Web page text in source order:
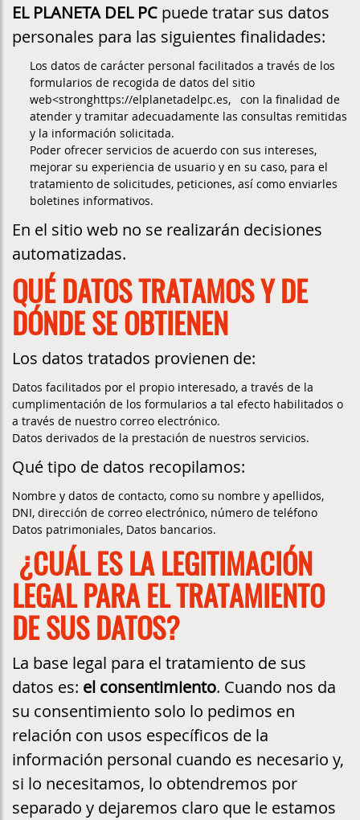
EL PLANETA DEL PC puede tratar sus datos
personales para las siguientes finalidades:
Los datos de carácter personal facilitados a través de los
formularios de recogida de datos del sitio
web<stronghttps://elplanetadelpc.es, con la finalidad de
atender y tramitar adecuadamente las consultas remitidas
y la información solicitada.
Poder ofrecer servicios de acuerdo con sus intereses,
mejorar su experiencia de usuario y en su caso, para el
tratamiento de solicitudes, peticiones, así como enviarles
boletines informativos.
En el sitio web no se realizarán decisiones
automatizadas.
QUÉ DATOS TRATAMOS Y DE
DÓNDE SE OBTIENEN
Los datos tratados provienen de:
Datos facilitados por el propio interesado, a través de la
cumplimentación de los formularios a tal efecto habilitados o
a través de nuestro correo electrónico.
Datos derivados de la prestación de nuestros servicios.
Qué tipo de datos recopilamos:
Nombre y datos de contacto, como su nombre y apellidos,
DNI, dirección de correo electrónico, número de teléfono
Datos patrimoniales, Datos bancarios.
¿CUÁL ES LA LEGITIMACIÓN
LEGAL PARA EL TRATAMIENTO
DE SUS DATOS?
La base legal para el tratamiento de sus
datos es: el consentimiento. Cuando nos da
su consentimiento solo lo pedimos en
relación con usos específicos de la
información personal cuando es necesario y,
si lo necesitamos, lo obtendremos por
separado y dejaremos claro que le estamos